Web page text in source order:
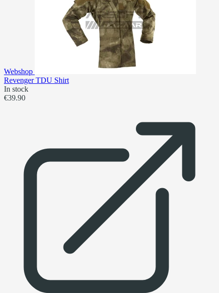
Webshop
Revenger TDU Shirt
In stock
€39.90